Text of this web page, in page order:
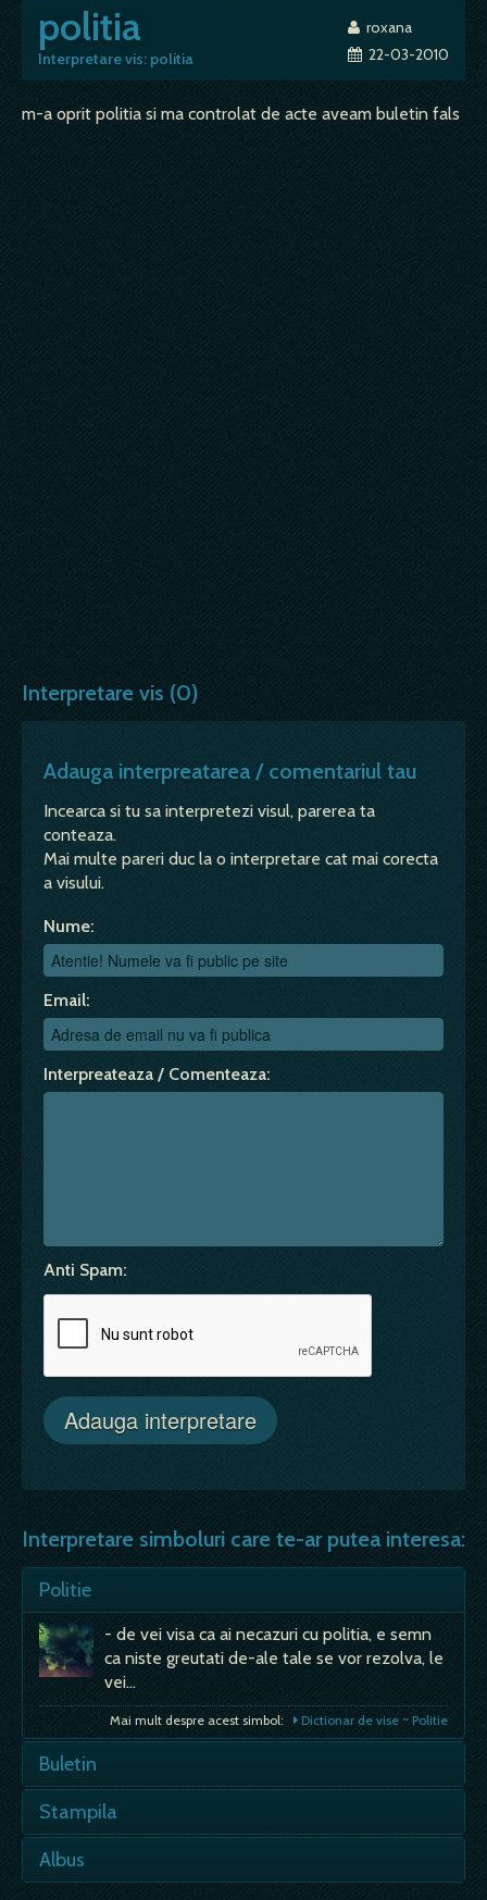
politia
Interpretare vis: politia
roxana
22-03-2010
m-a oprit politia si ma controlat de acte aveam buletin fals
Interpretare vis (0)
Adauga interpreatarea / comentariul tau
Incearca si tu sa interpretezi visul, parerea ta
conteaza.
Mai multe pareri duc la o interpretare cat mai corecta
a visului.
Nume:
Email:
Interpreateaza / Comenteaza:
Anti Spam:
Interpretare simboluri care te-ar putea interesa:
Politie
- de vei visa ca ai necazuri cu politia, e semn
ca niste greutati de-ale tale se vor rezolva, le
vei…
Mai mult despre acest simbol: Dictionar de vise ~ Politie
Buletin
- nerecunoasterea meritelor, controverse,
îndoiala, nesiguranta, incertitudini; nevoia de a
individualitatii, maturizare.…
Stampila
niste framantari sufletesti, din fericire
Albus